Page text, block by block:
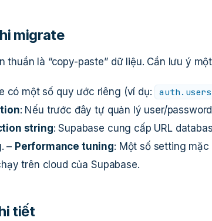
migrate
thuần là “copy-paste” dữ liệu. Cần lưu ý
có một số quy ước riêng (ví dụ: auth.users
: Nếu trước đây tự quản lý user/
string: Supabase cung cấp URL
– Performance tuning: Một số setting mặc
trên cloud của Supabase.
tiết